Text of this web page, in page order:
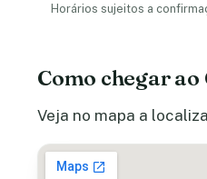
Horários sujeitos a
Como chegar
Veja no mapa a